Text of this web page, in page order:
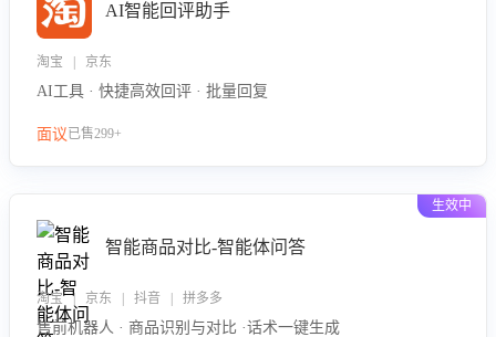
AI智能回评助手
淘宝 | 京东
AI工具 · 快捷高效回评 · 批量回复
面议已售299+
生效中
智能商品对比-智能体问答
淘宝 | 京东 | 抖音 | 拼多多
售前机器人 · 商品识别与对比 ·话术一键生成